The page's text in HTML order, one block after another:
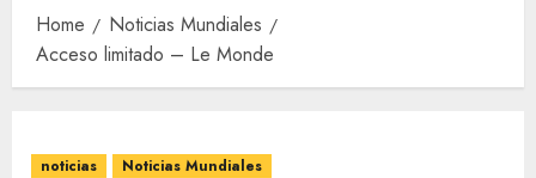
Home
Noticias Mundiales
Acceso limitado – Le Monde
noticias Noticias Mundiales